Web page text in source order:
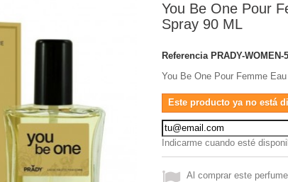
You Be One Pour
Spray 90 ML
Referencia PRADY-WOMEN-
You Be One Pour Femme
Este producto ya no está
Indicarme cuando esté
Al comprar este